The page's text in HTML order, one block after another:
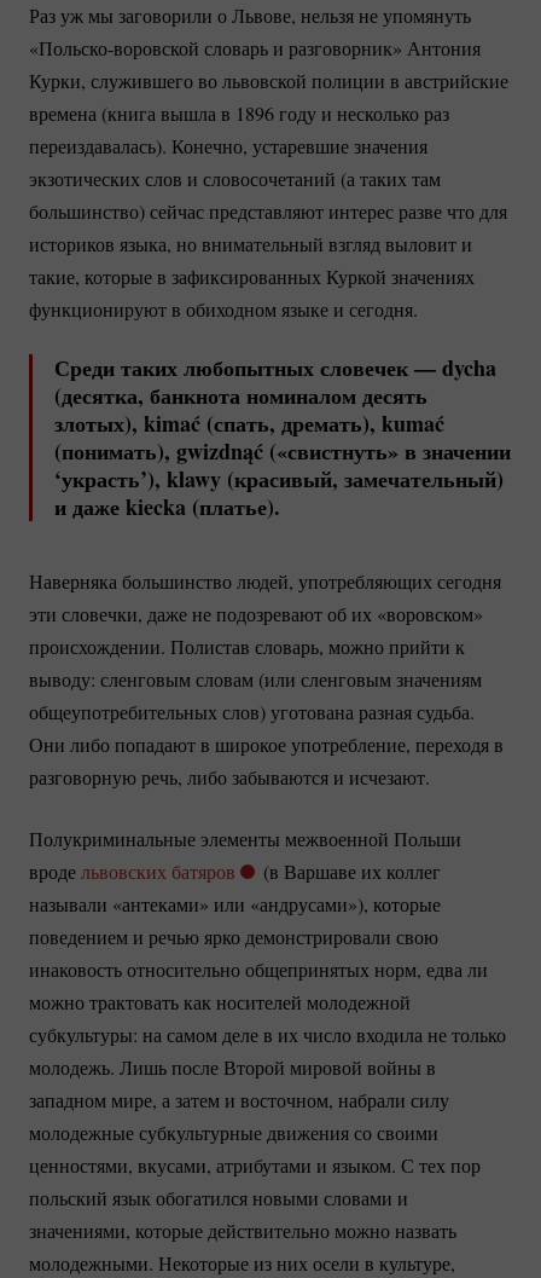
Раз уж мы заговорили о Львове, нельзя не упомянуть
«Польско-воровской словарь и разговорник» Антония
Курки, служившего во львовской полиции в австрийские
времена (книга вышла в 1896 году и несколько раз
переиздавалась). Конечно, устаревшие значения
экзотических слов и словосочетаний (а таких там
большинство) сейчас представляют интерес разве что для
историков языка, но внимательный взгляд выловит и
такие, которые в зафиксированных Куркой значениях
функционируют в обиходном языке и сегодня.
Среди таких любопытных словечек — dycha
(десятка, банкнота номиналом десять
злотых), kimać (спать, дремать), kumać
(понимать), gwizdnąć («свистнуть» в значении
‘украсть’), klawy (красивый, замечательный)
и даже kiecka (платье).
Наверняка большинство людей, употребляющих сегодня
эти словечки, даже не подозревают об их «воровском»
происхождении. Полистав словарь, можно прийти к
выводу: сленговым словам (или сленговым значениям
общеупотребительных слов) уготована разная судьба.
Они либо попадают в широкое употребление, переходя в
разговорную речь, либо забываются и исчезают.
Полукриминальные элементы межвоенной Польши
вроде львовских батяров
(в Варшаве их коллег
называли «антеками» или «андрусами»), которые
поведением и речью ярко демонстрировали свою
инаковость относительно общепринятых норм, едва ли
можно трактовать как носителей молодежной
субкультуры: на самом деле в их число входила не только
молодежь. Лишь после Второй мировой войны в
западном мире, а затем и восточном, набрали силу
молодежные субкультурные движения со своими
ценностями, вкусами, атрибутами и языком. С тех пор
польский язык обогатился новыми словами и
значениями, которые действительно можно назвать
молодежными. Некоторые из них осели в культуре,